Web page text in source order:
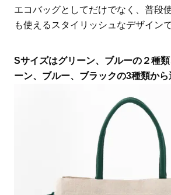
エコバッグとしてだけでなく、普段
も使えるスタイリッシュなデザインで
Sサイズはグリーン、ブルーの２種
ーン、ブルー、ブラックの3種類か